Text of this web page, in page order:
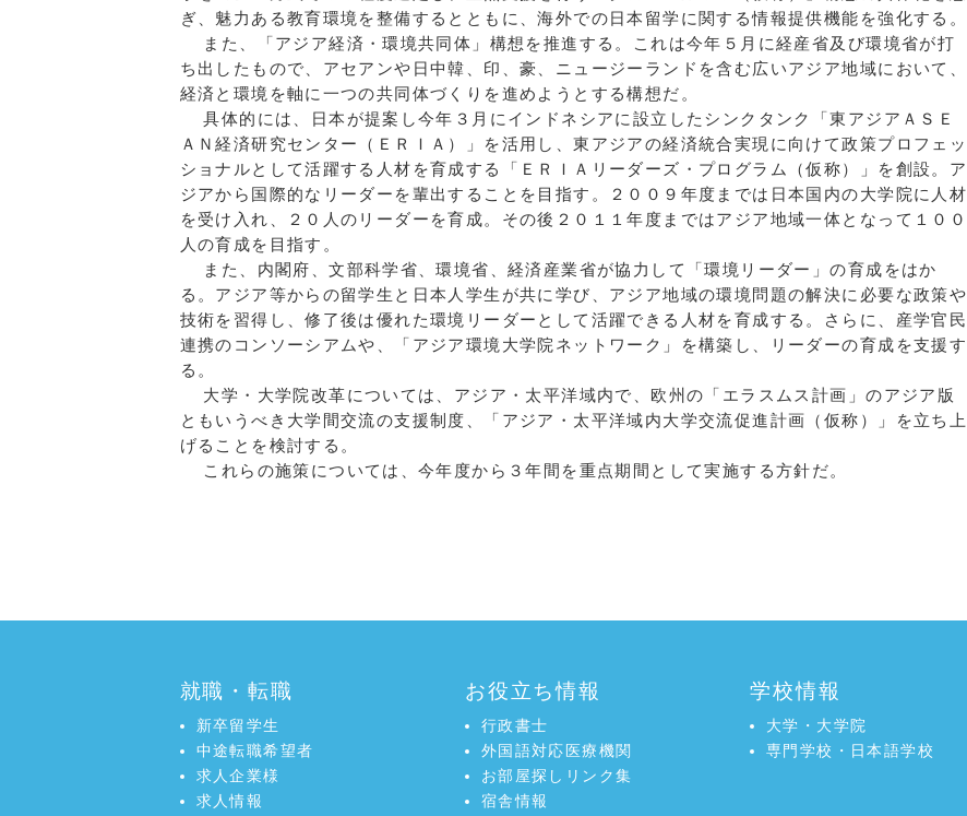
ぎ、魅力ある教育環境を整備するとともに、海外での日本留学に関する情報提供機能を強化する。
また、「アジア経済・環境共同体」構想を推進する。これは今年５月に経産省及び環境省が打
ち出したもので、アセアンや日中韓、印、豪、ニュージーランドを含む広いアジア地域において、
経済と環境を軸に一つの共同体づくりを進めようとする構想だ。
具体的には、日本が提案し今年３月にインドネシアに設立したシンクタンク「東アジアＡＳＥ
ＡＮ経済研究センター（ＥＲＩＡ）」を活用し、東アジアの経済統合実現に向けて政策プロフェッ
ショナルとして活躍する人材を育成する「ＥＲＩＡリーダーズ・プログラム（仮称）」を創設。ア
ジアから国際的なリーダーを輩出することを目指す。２００９年度までは日本国内の大学院に人材
を受け入れ、２０人のリーダーを育成。その後２０１１年度まではアジア地域一体となって１００
人の育成を目指す。
また、内閣府、文部科学省、環境省、経済産業省が協力して「環境リーダー」の育成をはか
る。アジア等からの留学生と日本人学生が共に学び、アジア地域の環境問題の解決に必要な政策や
技術を習得し、修了後は優れた環境リーダーとして活躍できる人材を育成する。さらに、産学官民
連携のコンソーシアムや、「アジア環境大学院ネットワーク」を構築し、リーダーの育成を支援す
る。
大学・大学院改革については、アジア・太平洋域内で、欧州の「エラスムス計画」のアジア版
ともいうべき大学間交流の支援制度、「アジア・太平洋域内大学交流促進計画（仮称）」を立ち上
げることを検討する。
これらの施策については、今年度から３年間を重点期間として実施する方針だ。
就職・転職
新卒留学生
中途転職希望者
求人企業様
求人情報
お役立ち情報
行政書士
外国語対応医療機関
お部屋探しリンク集
宿舎情報
学校情報
大学・大学院
専門学校・日本語学校